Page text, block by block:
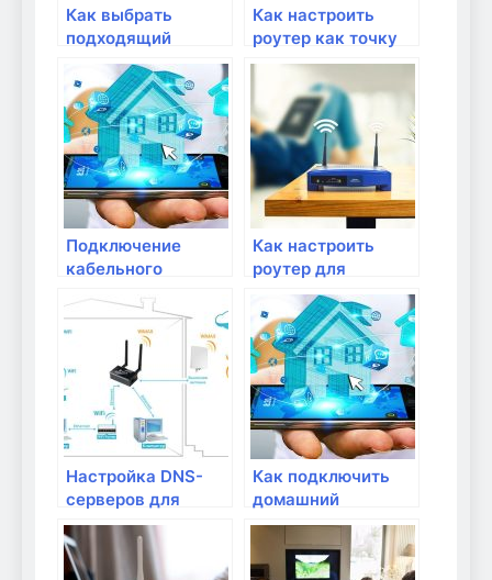
Как выбрать
подходящий
роутер для
домашней сети?
Как настроить
роутер как точку
доступа
Подключение
кабельного
настройка и
подключение
модема
Как настроить
роутер для
подключения
через VPN
Настройка DNS-
серверов для
улучшения
скорости
Интернета
Как подключить
домашний
Интернет:
Оборудование и
настройка